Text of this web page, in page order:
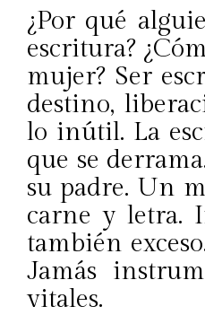
¿Por qué
escritura?
mujer? Ser
destino,
lo inútil. La
que se
su padre. Un
carne y letra.
también
Jamás
vitales.